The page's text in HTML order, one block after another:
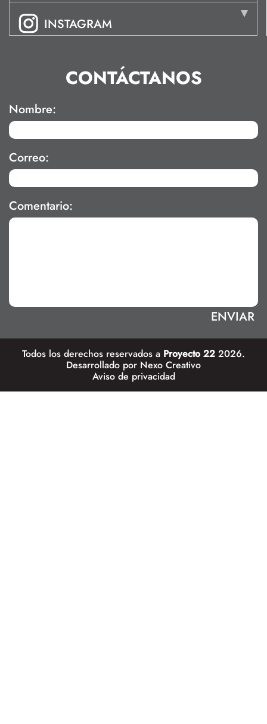
INSTAGRAM
CONTÁCTANOS
Nombre:
Correo:
Comentario:
Todos los derechos reservados a Proyecto 22 2026.
Desarrollado por Nexo Creativo
Aviso de privacidad